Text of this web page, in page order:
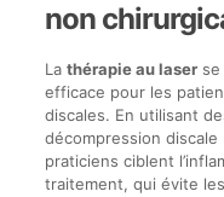
non
La thérapie au laserse
efficace pour les
discales. En utilisant
décompression discale
praticiens ciblent
traitement, qui évite